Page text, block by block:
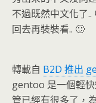
不過既然中文化了..
回去再裝裝看.. 🙂
轉載自 B2D 推出
gentoo 是一個輕
管已經有很多了，